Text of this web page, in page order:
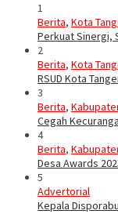
1
Berita, Kota
Perkuat Sinergi,
2
Berita, Kota
RSUD Kota
3
Berita,
Cegah
4
Berita,
Desa Awards
5
Advertorial
Kepala